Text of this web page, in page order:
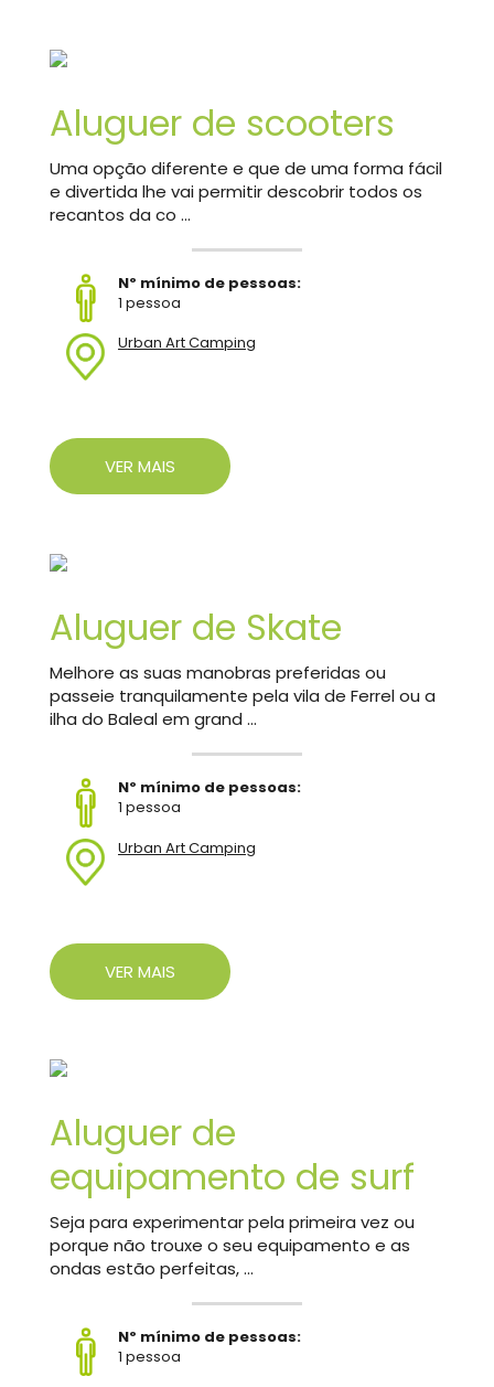
Aluguer de scooters
Uma opção diferente e que de uma forma fácil
e divertida lhe vai permitir descobrir todos os
recantos da co ...
Nº mínimo de pessoas:
1 pessoa
Urban Art Camping
VER MAIS
Aluguer de Skate
Melhore as suas manobras preferidas ou
passeie tranquilamente pela vila de Ferrel ou a
ilha do Baleal em grand ...
Nº mínimo de pessoas:
1 pessoa
Urban Art Camping
VER MAIS
Aluguer de
equipamento de surf
Seja para experimentar pela primeira vez ou
porque não trouxe o seu equipamento e as
ondas estão perfeitas, ...
Nº mínimo de pessoas:
1 pessoa